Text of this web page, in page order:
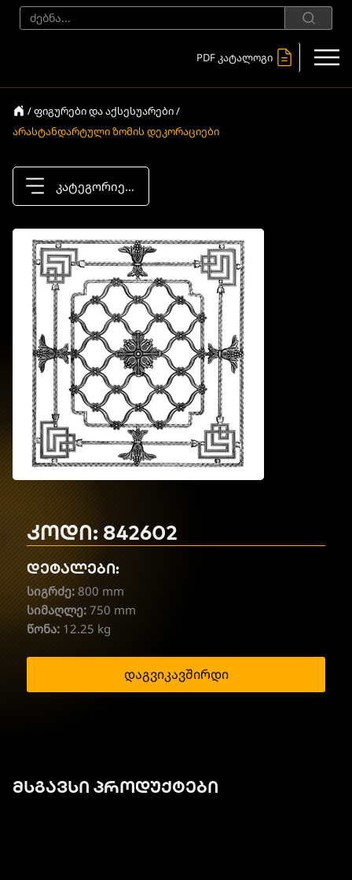
PDF კატალოგი
/ ფიგურები და აქსესუარები /
არასტანდარტული ზომის დეკორაციები
კატეგორიები
კოდი: 842602
დეტალები:
სიგრძე: 800 mm
სიმაღლე: 750 mm
წონა: 12.25 kg
დაგვიკავშირდი
მსგავსი პროდუქტები